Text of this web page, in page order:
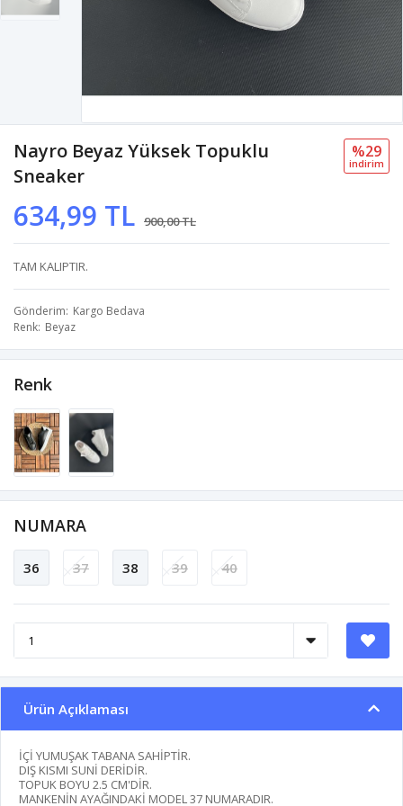
Nayro Beyaz Yüksek Topuklu
Sneaker
634,99 TL 900,00 TL
%29
i̇ndi̇ri̇m
TAM KALIPTIR.
Gönderim Kargo Bedava
Renk Beyaz
Renk
NUMARA
36 37 38 39 40
Ürün Açıklaması
İÇİ YUMUŞAK TABANA SAHİPTİR.
DIŞ KISMI SUNİ DERİDİR.
TOPUK BOYU 2.5 CM'DİR.
MANKENİN AYAĞINDAKİ MODEL 37 NUMARADIR.